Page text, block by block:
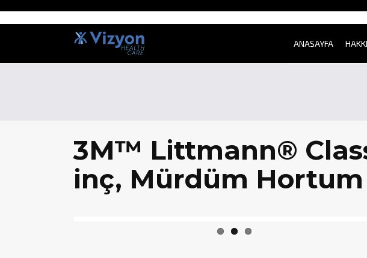
ANASAYFA
3M™ Littmann®
inç, Mürdüm Hortum